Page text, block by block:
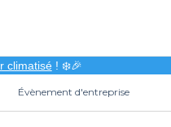
climatisé! ❄️🎉
Évènement d'entreprise